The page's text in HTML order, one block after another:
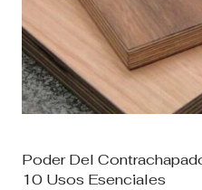
Poder Del
10 Usos Esenciales